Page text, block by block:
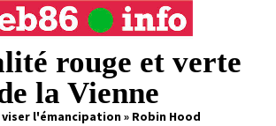
rouge et verte
la Vienne
l'émancipation » Robin Hood